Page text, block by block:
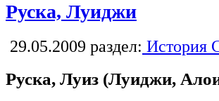
Руска, Луиджи
29.05.2009 раздел: История
Руска, Луиз (Луиджи,